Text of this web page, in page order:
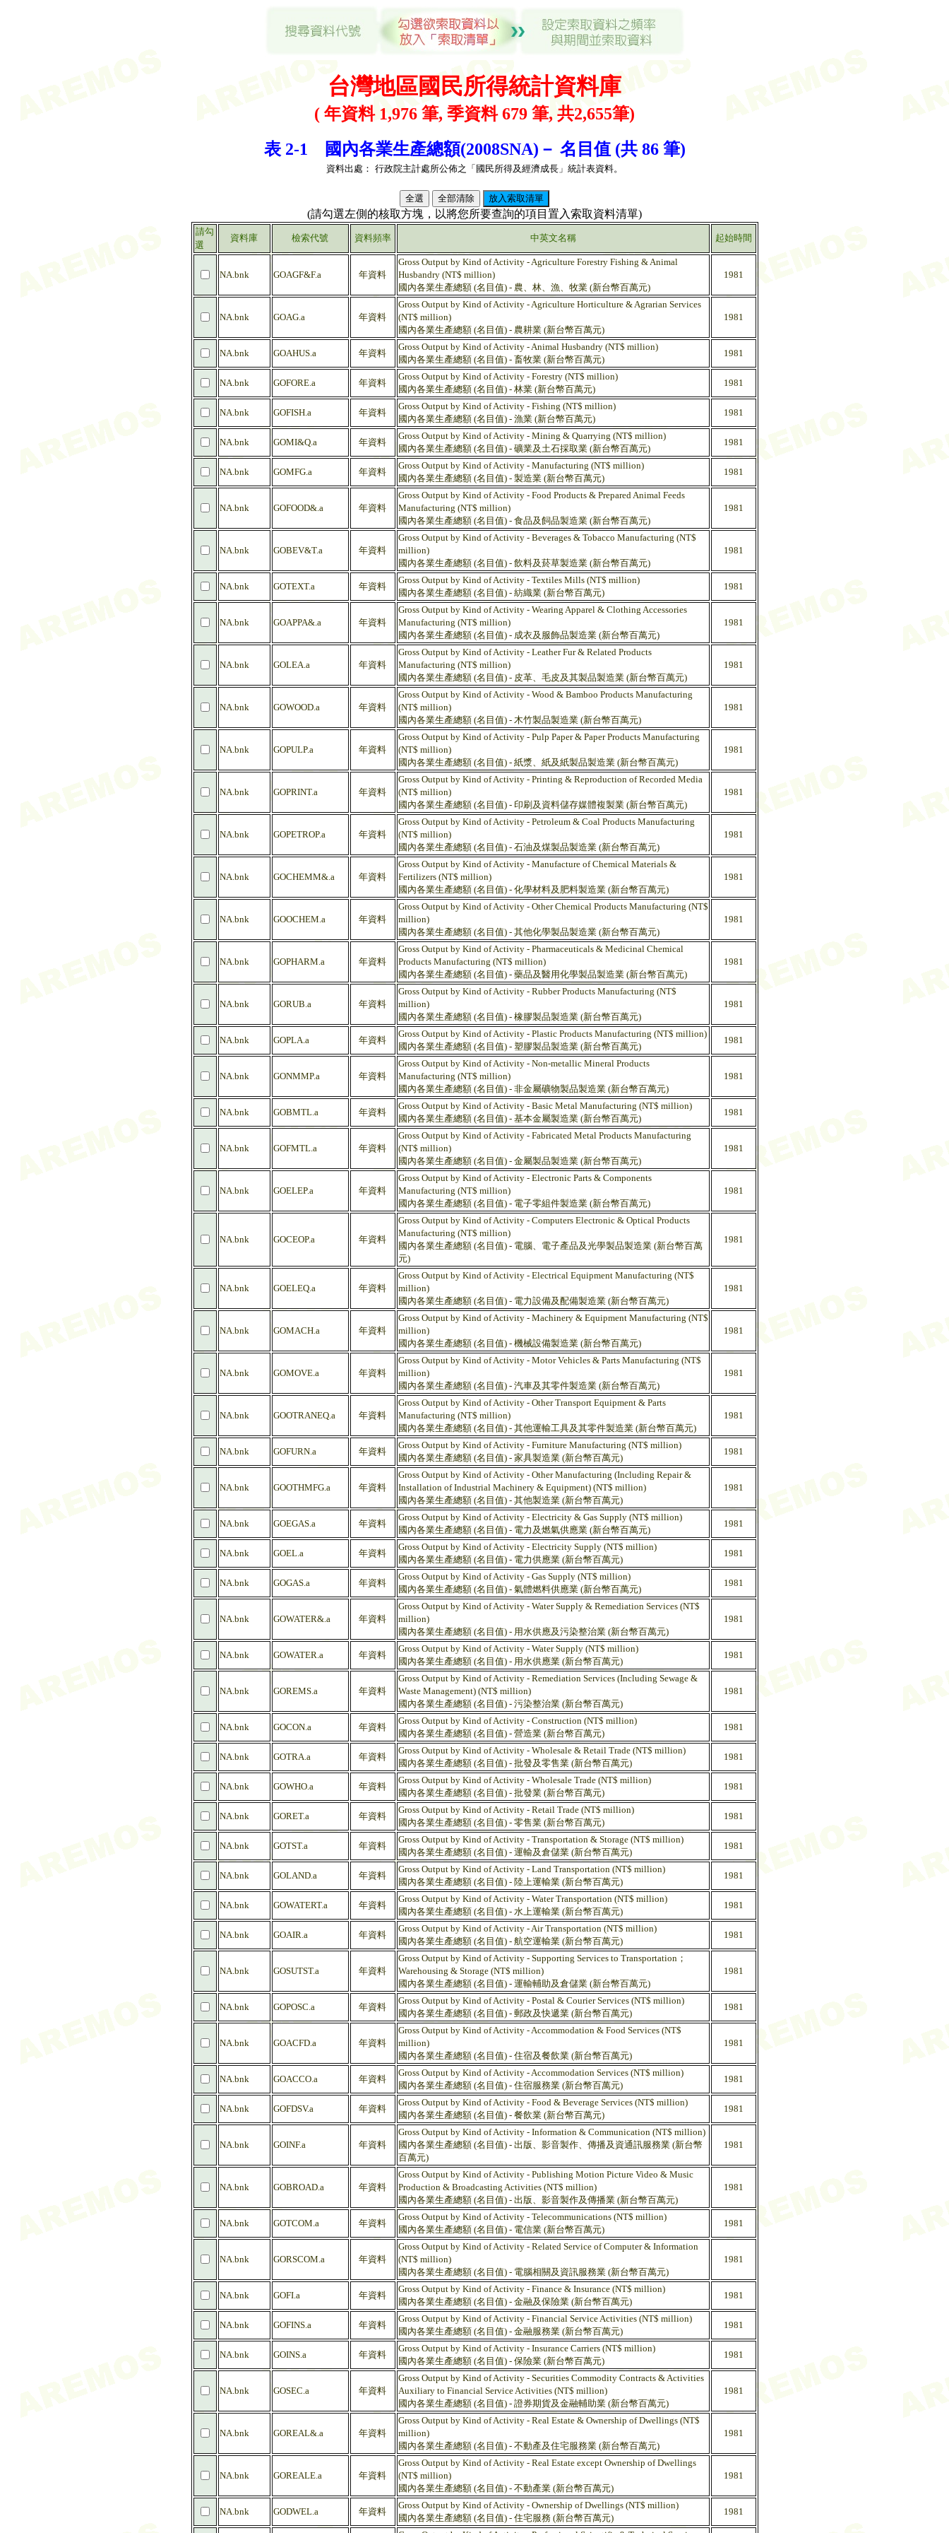
台灣地區國民所得統計資料庫
( 年資料 1,976 筆, 季資料 679 筆, 共2,655筆)
表 2-1 國內各業生產總額(2008SNA)－ 名目值 (共 86 筆)
資料出處： 行政院主計處所公佈之「國民所得及經濟成長」統計表資料。
(請勾選左側的核取方塊，以將您所要查詢的項目置入索取資料清單)
請勾
選
資料庫 檢索代號 資料頻率 中英文名稱 起始時間
NA.bnk GOAGF&F.a 年資料
Gross Output by Kind of Activity - Agriculture Forestry Fishing & Animal
Husbandry (NT$ million)
國內各業生產總額 (名目值) - 農、林、漁、牧業 (新台幣百萬元)
1981
NA.bnk GOAG.a 年資料
Gross Output by Kind of Activity - Agriculture Horticulture & Agrarian Services
(NT$ million)
國內各業生產總額 (名目值) - 農耕業 (新台幣百萬元)
1981
NA.bnk GOAHUS.a 年資料
Gross Output by Kind of Activity - Animal Husbandry (NT$ million)
國內各業生產總額 (名目值) - 畜牧業 (新台幣百萬元)
1981
NA.bnk GOFORE.a 年資料
Gross Output by Kind of Activity - Forestry (NT$ million)
國內各業生產總額 (名目值) - 林業 (新台幣百萬元)
1981
NA.bnk GOFISH.a 年資料
Gross Output by Kind of Activity - Fishing (NT$ million)
國內各業生產總額 (名目值) - 漁業 (新台幣百萬元)
1981
NA.bnk GOMI&Q.a 年資料
Gross Output by Kind of Activity - Mining & Quarrying (NT$ million)
國內各業生產總額 (名目值) - 礦業及土石採取業 (新台幣百萬元)
1981
NA.bnk GOMFG.a 年資料
Gross Output by Kind of Activity - Manufacturing (NT$ million)
國內各業生產總額 (名目值) - 製造業 (新台幣百萬元)
1981
NA.bnk GOFOOD&.a 年資料
Gross Output by Kind of Activity - Food Products & Prepared Animal Feeds
Manufacturing (NT$ million)
國內各業生產總額 (名目值) - 食品及飼品製造業 (新台幣百萬元)
1981
NA.bnk GOBEV&T.a 年資料
Gross Output by Kind of Activity - Beverages & Tobacco Manufacturing (NT$
million)
國內各業生產總額 (名目值) - 飲料及菸草製造業 (新台幣百萬元)
1981
NA.bnk GOTEXT.a 年資料
Gross Output by Kind of Activity - Textiles Mills (NT$ million)
國內各業生產總額 (名目值) - 紡織業 (新台幣百萬元)
1981
NA.bnk GOAPPA&.a 年資料
Gross Output by Kind of Activity - Wearing Apparel & Clothing Accessories
Manufacturing (NT$ million)
國內各業生產總額 (名目值) - 成衣及服飾品製造業 (新台幣百萬元)
1981
NA.bnk GOLEA.a 年資料
Gross Output by Kind of Activity - Leather Fur & Related Products
Manufacturing (NT$ million)
國內各業生產總額 (名目值) - 皮革、毛皮及其製品製造業 (新台幣百萬元)
1981
NA.bnk GOWOOD.a 年資料
Gross Output by Kind of Activity - Wood & Bamboo Products Manufacturing
(NT$ million)
國內各業生產總額 (名目值) - 木竹製品製造業 (新台幣百萬元)
1981
NA.bnk GOPULP.a 年資料
Gross Output by Kind of Activity - Pulp Paper & Paper Products Manufacturing
(NT$ million)
國內各業生產總額 (名目值) - 紙漿、紙及紙製品製造業 (新台幣百萬元)
1981
NA.bnk GOPRINT.a 年資料
Gross Output by Kind of Activity - Printing & Reproduction of Recorded Media
(NT$ million)
國內各業生產總額 (名目值) - 印刷及資料儲存媒體複製業 (新台幣百萬元)
1981
NA.bnk GOPETROP.a 年資料
Gross Output by Kind of Activity - Petroleum & Coal Products Manufacturing
(NT$ million)
國內各業生產總額 (名目值) - 石油及煤製品製造業 (新台幣百萬元)
1981
NA.bnk GOCHEMM&.a 年資料
Gross Output by Kind of Activity - Manufacture of Chemical Materials &
Fertilizers (NT$ million)
國內各業生產總額 (名目值) - 化學材料及肥料製造業 (新台幣百萬元)
1981
NA.bnk GOOCHEM.a 年資料
Gross Output by Kind of Activity - Other Chemical Products Manufacturing (NT$
million)
國內各業生產總額 (名目值) - 其他化學製品製造業 (新台幣百萬元)
1981
NA.bnk GOPHARM.a 年資料
Gross Output by Kind of Activity - Pharmaceuticals & Medicinal Chemical
Products Manufacturing (NT$ million)
國內各業生產總額 (名目值) - 藥品及醫用化學製品製造業 (新台幣百萬元)
1981
NA.bnk GORUB.a 年資料
Gross Output by Kind of Activity - Rubber Products Manufacturing (NT$
million)
國內各業生產總額 (名目值) - 橡膠製品製造業 (新台幣百萬元)
1981
NA.bnk GOPLA.a 年資料
Gross Output by Kind of Activity - Plastic Products Manufacturing (NT$ million)
國內各業生產總額 (名目值) - 塑膠製品製造業 (新台幣百萬元)
1981
NA.bnk GONMMP.a 年資料
Gross Output by Kind of Activity - Non-metallic Mineral Products
Manufacturing (NT$ million)
國內各業生產總額 (名目值) - 非金屬礦物製品製造業 (新台幣百萬元)
1981
NA.bnk GOBMTL.a 年資料
Gross Output by Kind of Activity - Basic Metal Manufacturing (NT$ million)
國內各業生產總額 (名目值) - 基本金屬製造業 (新台幣百萬元)
1981
NA.bnk GOFMTL.a 年資料
Gross Output by Kind of Activity - Fabricated Metal Products Manufacturing
(NT$ million)
國內各業生產總額 (名目值) - 金屬製品製造業 (新台幣百萬元)
1981
NA.bnk GOELEP.a 年資料
Gross Output by Kind of Activity - Electronic Parts & Components
Manufacturing (NT$ million)
國內各業生產總額 (名目值) - 電子零組件製造業 (新台幣百萬元)
1981
NA.bnk GOCEOP.a 年資料
Gross Output by Kind of Activity - Computers Electronic & Optical Products
Manufacturing (NT$ million)
國內各業生產總額 (名目值) - 電腦、電子產品及光學製品製造業 (新台幣百萬
元)
1981
NA.bnk GOELEQ.a 年資料
Gross Output by Kind of Activity - Electrical Equipment Manufacturing (NT$
million)
國內各業生產總額 (名目值) - 電力設備及配備製造業 (新台幣百萬元)
1981
NA.bnk GOMACH.a 年資料
Gross Output by Kind of Activity - Machinery & Equipment Manufacturing (NT$
million)
國內各業生產總額 (名目值) - 機械設備製造業 (新台幣百萬元)
1981
NA.bnk GOMOVE.a 年資料
Gross Output by Kind of Activity - Motor Vehicles & Parts Manufacturing (NT$
million)
國內各業生產總額 (名目值) - 汽車及其零件製造業 (新台幣百萬元)
1981
NA.bnk GOOTRANEQ.a 年資料
Gross Output by Kind of Activity - Other Transport Equipment & Parts
Manufacturing (NT$ million)
國內各業生產總額 (名目值) - 其他運輸工具及其零件製造業 (新台幣百萬元)
1981
NA.bnk GOFURN.a 年資料
Gross Output by Kind of Activity - Furniture Manufacturing (NT$ million)
國內各業生產總額 (名目值) - 家具製造業 (新台幣百萬元)
1981
NA.bnk GOOTHMFG.a 年資料
Gross Output by Kind of Activity - Other Manufacturing (Including Repair &
Installation of Industrial Machinery & Equipment) (NT$ million)
國內各業生產總額 (名目值) - 其他製造業 (新台幣百萬元)
1981
NA.bnk GOEGAS.a 年資料
Gross Output by Kind of Activity - Electricity & Gas Supply (NT$ million)
國內各業生產總額 (名目值) - 電力及燃氣供應業 (新台幣百萬元)
1981
NA.bnk GOEL.a 年資料
Gross Output by Kind of Activity - Electricity Supply (NT$ million)
國內各業生產總額 (名目值) - 電力供應業 (新台幣百萬元)
1981
NA.bnk GOGAS.a 年資料
Gross Output by Kind of Activity - Gas Supply (NT$ million)
國內各業生產總額 (名目值) - 氣體燃料供應業 (新台幣百萬元)
1981
NA.bnk GOWATER&.a 年資料
Gross Output by Kind of Activity - Water Supply & Remediation Services (NT$
million)
國內各業生產總額 (名目值) - 用水供應及污染整治業 (新台幣百萬元)
1981
NA.bnk GOWATER.a 年資料
Gross Output by Kind of Activity - Water Supply (NT$ million)
國內各業生產總額 (名目值) - 用水供應業 (新台幣百萬元)
1981
NA.bnk GOREMS.a 年資料
Gross Output by Kind of Activity - Remediation Services (Including Sewage &
Waste Management) (NT$ million)
國內各業生產總額 (名目值) - 污染整治業 (新台幣百萬元)
1981
NA.bnk GOCON.a 年資料
Gross Output by Kind of Activity - Construction (NT$ million)
國內各業生產總額 (名目值) - 營造業 (新台幣百萬元)
1981
NA.bnk GOTRA.a 年資料
Gross Output by Kind of Activity - Wholesale & Retail Trade (NT$ million)
國內各業生產總額 (名目值) - 批發及零售業 (新台幣百萬元)
1981
NA.bnk GOWHO.a 年資料
Gross Output by Kind of Activity - Wholesale Trade (NT$ million)
國內各業生產總額 (名目值) - 批發業 (新台幣百萬元)
1981
NA.bnk GORET.a 年資料
Gross Output by Kind of Activity - Retail Trade (NT$ million)
國內各業生產總額 (名目值) - 零售業 (新台幣百萬元)
1981
NA.bnk GOTST.a 年資料
Gross Output by Kind of Activity - Transportation & Storage (NT$ million)
國內各業生產總額 (名目值) - 運輸及倉儲業 (新台幣百萬元)
1981
NA.bnk GOLAND.a 年資料
Gross Output by Kind of Activity - Land Transportation (NT$ million)
國內各業生產總額 (名目值) - 陸上運輸業 (新台幣百萬元)
1981
NA.bnk GOWATERT.a 年資料
Gross Output by Kind of Activity - Water Transportation (NT$ million)
國內各業生產總額 (名目值) - 水上運輸業 (新台幣百萬元)
1981
NA.bnk GOAIR.a 年資料
Gross Output by Kind of Activity - Air Transportation (NT$ million)
國內各業生產總額 (名目值) - 航空運輸業 (新台幣百萬元)
1981
NA.bnk GOSUTST.a 年資料
Gross Output by Kind of Activity - Supporting Services to Transportation；
Warehousing & Storage (NT$ million)
國內各業生產總額 (名目值) - 運輸輔助及倉儲業 (新台幣百萬元)
1981
NA.bnk GOPOSC.a 年資料
Gross Output by Kind of Activity - Postal & Courier Services (NT$ million)
國內各業生產總額 (名目值) - 郵政及快遞業 (新台幣百萬元)
1981
NA.bnk GOACFD.a 年資料
Gross Output by Kind of Activity - Accommodation & Food Services (NT$
million)
國內各業生產總額 (名目值) - 住宿及餐飲業 (新台幣百萬元)
1981
NA.bnk GOACCO.a 年資料
Gross Output by Kind of Activity - Accommodation Services (NT$ million)
國內各業生產總額 (名目值) - 住宿服務業 (新台幣百萬元)
1981
NA.bnk GOFDSV.a 年資料
Gross Output by Kind of Activity - Food & Beverage Services (NT$ million)
國內各業生產總額 (名目值) - 餐飲業 (新台幣百萬元)
1981
NA.bnk GOINF.a 年資料
Gross Output by Kind of Activity - Information & Communication (NT$ million)
國內各業生產總額 (名目值) - 出版、影音製作、傳播及資通訊服務業 (新台幣
百萬元)
1981
NA.bnk GOBROAD.a 年資料
Gross Output by Kind of Activity - Publishing Motion Picture Video & Music
Production & Broadcasting Activities (NT$ million)
國內各業生產總額 (名目值) - 出版、影音製作及傳播業 (新台幣百萬元)
1981
NA.bnk GOTCOM.a 年資料
Gross Output by Kind of Activity - Telecommunications (NT$ million)
國內各業生產總額 (名目值) - 電信業 (新台幣百萬元)
1981
NA.bnk GORSCOM.a 年資料
Gross Output by Kind of Activity - Related Service of Computer & Information
(NT$ million)
國內各業生產總額 (名目值) - 電腦相關及資訊服務業 (新台幣百萬元)
1981
NA.bnk GOFI.a 年資料
Gross Output by Kind of Activity - Finance & Insurance (NT$ million)
國內各業生產總額 (名目值) - 金融及保險業 (新台幣百萬元)
1981
NA.bnk GOFINS.a 年資料
Gross Output by Kind of Activity - Financial Service Activities (NT$ million)
國內各業生產總額 (名目值) - 金融服務業 (新台幣百萬元)
1981
NA.bnk GOINS.a 年資料
Gross Output by Kind of Activity - Insurance Carriers (NT$ million)
國內各業生產總額 (名目值) - 保險業 (新台幣百萬元)
1981
NA.bnk GOSEC.a 年資料
Gross Output by Kind of Activity - Securities Commodity Contracts & Activities
Auxiliary to Financial Service Activities (NT$ million)
國內各業生產總額 (名目值) - 證券期貨及金融輔助業 (新台幣百萬元)
1981
NA.bnk GOREAL&.a 年資料
Gross Output by Kind of Activity - Real Estate & Ownership of Dwellings (NT$
million)
國內各業生產總額 (名目值) - 不動產及住宅服務業 (新台幣百萬元)
1981
NA.bnk GOREALE.a 年資料
Gross Output by Kind of Activity - Real Estate except Ownership of Dwellings
(NT$ million)
國內各業生產總額 (名目值) - 不動產業 (新台幣百萬元)
1981
NA.bnk GODWEL.a 年資料
Gross Output by Kind of Activity - Ownership of Dwellings (NT$ million)
國內各業生產總額 (名目值) - 住宅服務 (新台幣百萬元)
1981